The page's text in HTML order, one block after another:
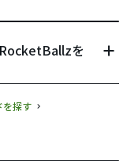
を
探す